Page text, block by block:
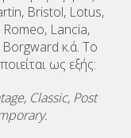
Bristol, Lotus,
Lancia,
κ.ά. Το
ως εξής:
Classic, Post